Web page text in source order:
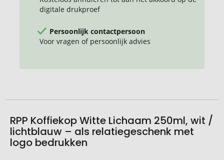
digitale drukproef
Persoonlijk contactpersoon
Voor vragen of persoonlijk advies
RPP Koffiekop Witte Lichaam 250ml, wit /
lichtblauw – als relatiegeschenk met
logo bedrukken